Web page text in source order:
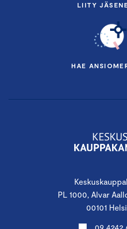
PL 1000, Alvar
00101
LIITY
HAE